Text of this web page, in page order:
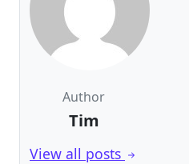
Author
Tim
View all posts